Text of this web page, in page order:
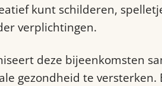
kunt schilderen,
verplichtingen.
deze bijeenkomsten
gezondheid te